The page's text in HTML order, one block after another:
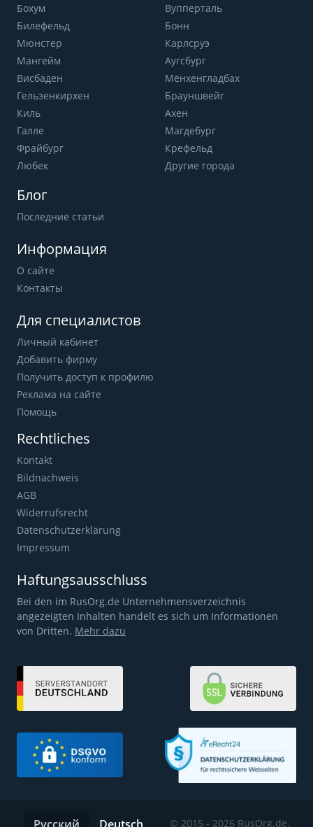
Бохум
Вупперталь
Билефельд
Бонн
Мюнстер
Карлсруэ
Мангейм
Аугсбург
Висбаден
Мёнхенгладбах
Гельзенкирхен
Брауншвейг
Киль
Ахен
Галле
Магдебург
Фрайбург
Крефельд
Любек
Другие города
Блог
Последние статьи
Информация
О сайте
Контакты
Для специалистов
Личный кабинет
Добавить фирму
Получить доступ к профилю
Реклама на сайте
Помощь
Rechtliches
Kontakt
Bildnachweis
AGB
Widerrufsrecht
Datenschutzerklärung
Impressum
Haftungsausschluss
Bei den im RusOrg.de Unternehmensverzeichnis
angezeigten Inhalten handelt es sich um Informationen
von Dritten. Mehr dazu
© 2015 - 2026 RusOrg.de.